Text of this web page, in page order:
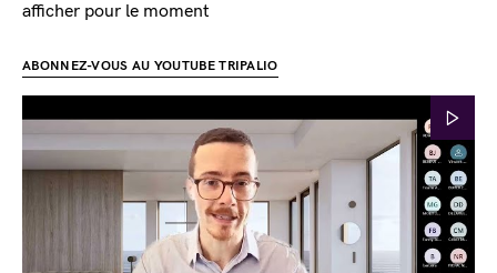
afficher pour le moment
ABONNEZ-VOUS AU YOUTUBE TRIPALIO